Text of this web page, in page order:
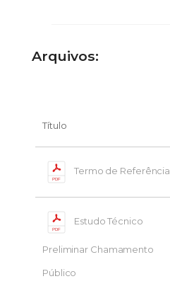
Arquivos:
Título
Termo de Referência
Estudo Técnico
Preliminar Chamamento
Público